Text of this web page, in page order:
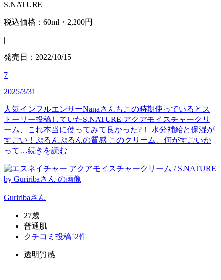
S.NATURE
税込価格：60ml・2,200円
|
発売日：2022/10/15
7
2025/3/31
人気インフルエンサーNanaさんもこの時期使っているとス
トーリー投稿していたS.NATURE アクアモイスチャークリ
ーム、これ本当に使ってみて良かった?！ 水分補給と保湿が
すごい！ぷるんぷるんの質感 このクリーム、何がすごいか
って…続きを読む
Guriribaさん
27歳
普通肌
クチコミ投稿52件
透明質感